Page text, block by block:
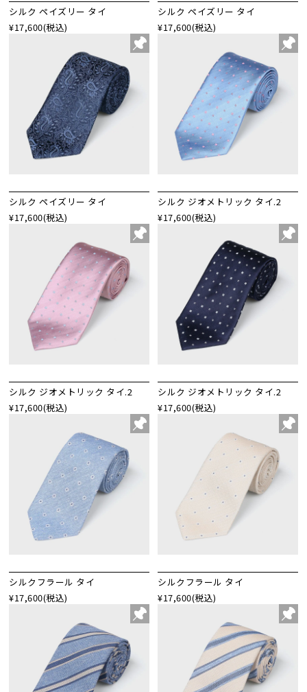
シルク ペイズリー タイ
¥17,600(税込)
シルク ペイズリー タイ
¥17,600(税込)
シルク ペイズリー タイ
¥17,600(税込)
シルク ジオメトリック タイ.2
¥17,600(税込)
シルク ジオメトリック タイ.2
¥17,600(税込)
シルク ジオメトリック タイ.2
¥17,600(税込)
シルクフラール タイ
¥17,600(税込)
シルクフラール タイ
¥17,600(税込)